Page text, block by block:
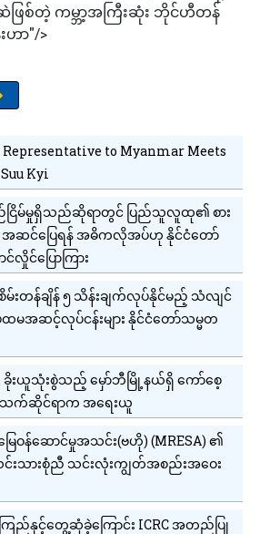
ြစ်တဲ့ ကမ္ဘာ့အကြီးဆုံး ဘိုင်ဟီတန်
ဟာ"/>
ကိုဗစ်လူနာတွေမှာ အန်တဆစ်ဆေးဖြင့် ရောင်ရမ်းခ
ARTICLE: ထိုင်ဝမ်ကိစ္စ အမေရိကန်နှင့် တရု
Representative to Myanmar Meets
Kyi
ငြိမ်မှုရှိသည်ဆိုရာတွင် ပြည်သူလူထု၏ စား
း အဆင်ပြေရန် အဓိကလိုအပ်ဟု နိုင်ငံတော်
လှိုင်ပြောကြား
မ်းတန်ချိန် ၅ သိန်းချက်လုပ်နိုင်မည့် သံလျင်
မအဆင့်လုပ်ငန်းများ နိုင်ငံတော်သမ္မတ
ခိုးယူသုံးစွဲသည့် မှော်ဘီမြို့နယ်ရှိ ကော်စေ့
က်ဆိုင်ရာက အရေးယူ
မြေဝန်ဆောင်မှုအသင်း(ဗဟို) (MRESA) ၏
သားစုံညီ သင်းလုံးကျွတ်အစည်းအဝေး
ြည်နှင့်တွေ့ဆုံခဲ့ကြောင်း ICRC အတည်ပြု